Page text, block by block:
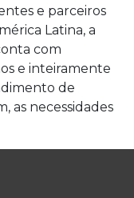
e parceiros
Latina, a
com
e inteiramente
de
as necessidades